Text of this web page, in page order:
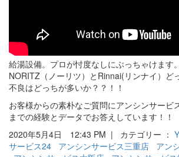
給湯設備。プロが忖度なしにぶっちゃけます
NORITZ（ノーリツ）とRinnai(リンナイ）ど
不良はどっちが多いか？？！！
お客様からの素朴なご質問にアンシンサー
までの経験とデータでお答えしています！！
2020年5月4日 12:43 PM | カテゴリー ：
サービス24
アンシンサービス三重店
アン